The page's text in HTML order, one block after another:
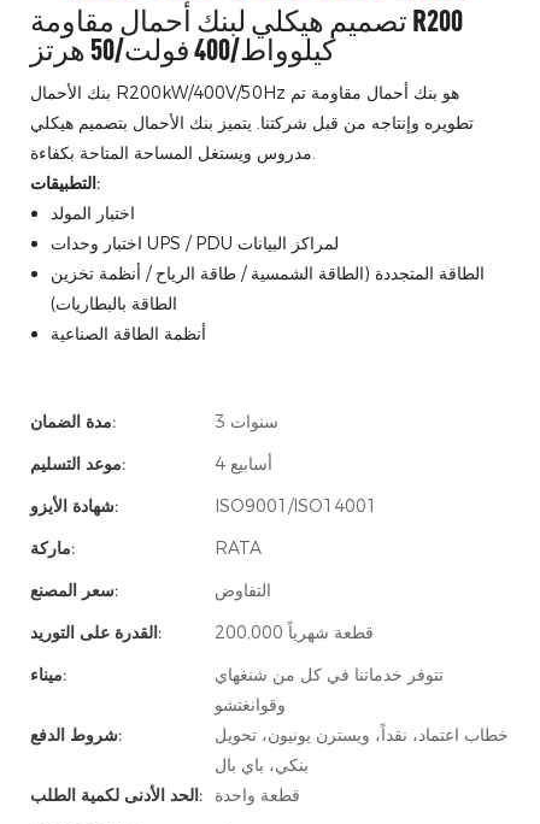
تصميم هيكلي لبنك أحمال مقاومة R200
كيلوواط/400 فولت/50 هرتز
بنك الأحمال R200kW/400V/50Hz هو بنك أحمال مقاومة تم
تطويره وإنتاجه من قبل شركتنا. يتميز بنك الأحمال بتصميم هيكلي
مدروس ويستغل المساحة المتاحة بكفاءة.
التطبيقات:
اختبار المولد
اختبار وحدات UPS / PDU لمراكز البيانات
الطاقة المتجددة (الطاقة الشمسية / طاقة الرياح / أنظمة تخزين
الطاقة بالبطاريات)
أنظمة الطاقة الصناعية
مدة الضمان:
3 سنوات
موعد التسليم:
4 أسابيع
شهادة الأيزو:
ISO9001/ISO14001
ماركة:
RATA
سعر المصنع:
التفاوض
القدرة على التوريد:
200,000 قطعة شهرياً
ميناء:
تتوفر خدماتنا في كل من شنغهاي
وقوانغتشو
شروط الدفع:
خطاب اعتماد، نقداً، ويسترن يونيون، تحويل
بنكي، باي بال
الحد الأدنى لكمية الطلب:
قطعة واحدة